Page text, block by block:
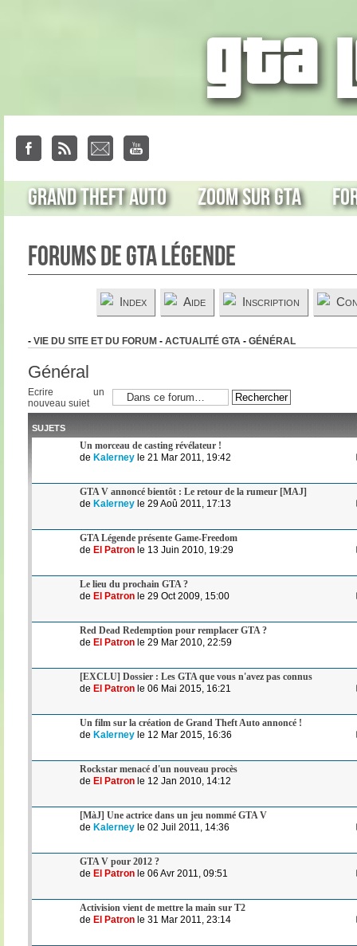
Grand Theft Auto Zoom sur GTA
Forums de GTA Légende
Index Aide Inscription
- VIE DU SITE ET DU FORUM - ACTUALITÉ GTA - GÉNÉRAL
Général
Ecrire un
nouveau sujet
SUJETS
Un morceau de casting révélateur !
de Kalerneyle 21 Mar 2011, 19:42
GTA V annoncé bientôt : Le retour de la rumeur [MAJ]
de Kalerneyle 29 Aoû 2011, 17:13
GTA Légende présente Game-Freedom
de El Patronle 13 Juin 2010, 19:29
Le lieu du prochain GTA ?
de El Patronle 29 Oct 2009, 15:00
Red Dead Redemption pour remplacer GTA ?
de El Patronle 29 Mar 2010, 22:59
[EXCLU] Dossier : Les GTA que vous n'avez pas connus
de El Patronle 06 Mai 2015, 16:21
Un film sur la création de Grand Theft Auto annoncé !
de Kalerneyle 12 Mar 2015, 16:36
Rockstar menacé d'un nouveau procès
de El Patronle 12 Jan 2010, 14:12
[MàJ] Une actrice dans un jeu nommé GTA V
de Kalerneyle 02 Juil 2011, 14:36
GTA V pour 2012 ?
de El Patronle 06 Avr 2011, 09:51
Activision vient de mettre la main sur T2
de El Patronle 31 Mar 2011, 23:14